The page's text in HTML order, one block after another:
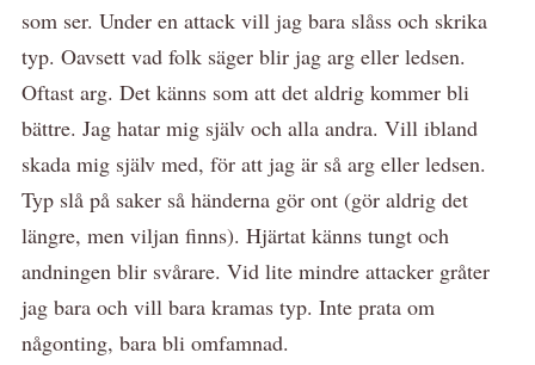
som ser. Under en attack vill jag bara slåss och skrika
typ. Oavsett vad folk säger blir jag arg eller ledsen.
Oftast arg. Det känns som att det aldrig kommer bli
bättre. Jag hatar mig själv och alla andra. Vill ibland
skada mig själv med, för att jag är så arg eller ledsen.
Typ slå på saker så händerna gör ont (gör aldrig det
längre, men viljan finns). Hjärtat känns tungt och
andningen blir svårare. Vid lite mindre attacker gråter
jag bara och vill bara kramas typ. Inte prata om
någonting, bara bli omfamnad.